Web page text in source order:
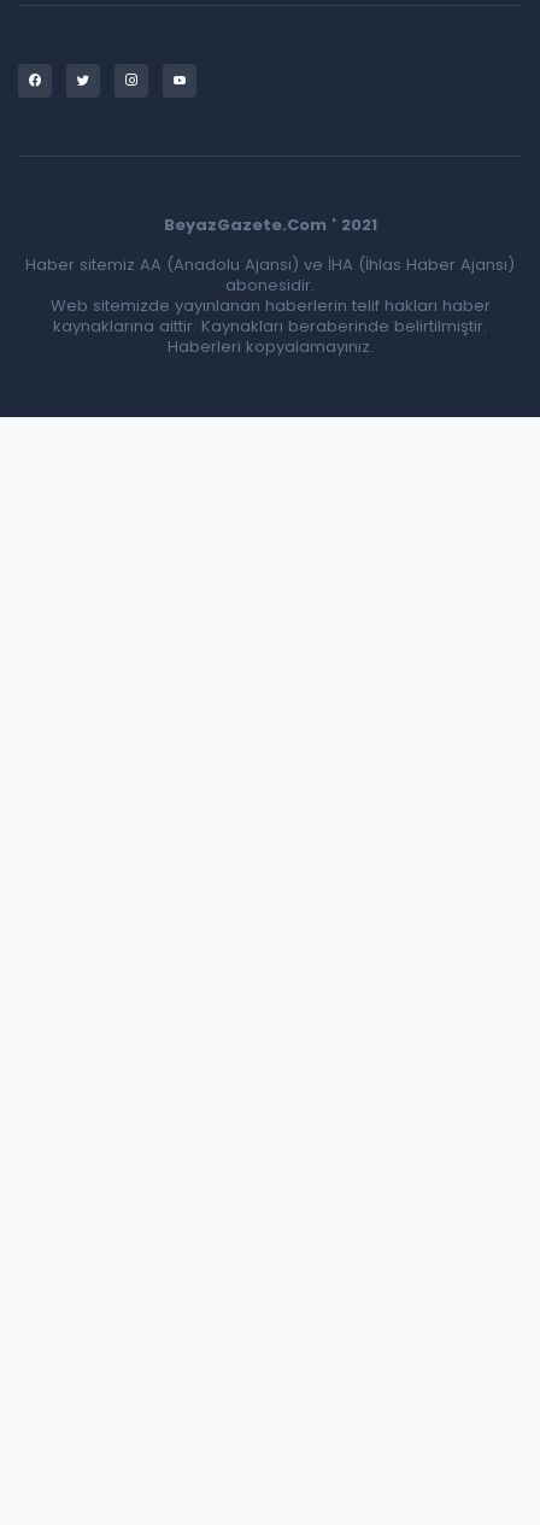
BeyazGazete.Com ' 2021
Haber sitemiz AA (Anadolu Ajansı) ve İHA (İhlas Haber Ajansı)
abonesidir.
Web sitemizde yayınlanan haberlerin telif hakları haber
kaynaklarına aittir. Kaynakları beraberinde belirtilmiştir.
Haberleri kopyalamayınız.